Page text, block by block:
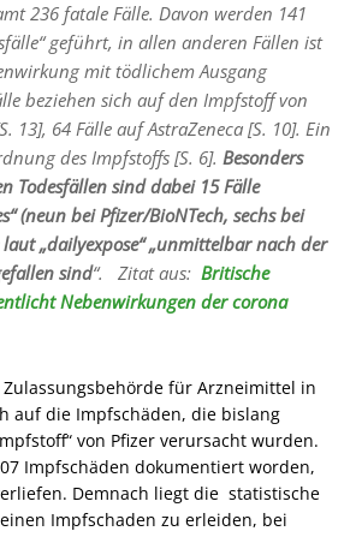
236 fatale Fälle. Davon werden 141
geführt, in allen anderen Fällen ist
mit tödlichem Ausgang
beziehen sich auf den Impfstoff von
13], 64 Fälle auf AstraZeneca [S. 10]. Ein
des Impfstoffs [S. 6]. Besonders
Todesfällen sind dabei 15 Fälle
(neun bei Pfizer/BioNTech, sechs bei
laut „dailyexpose“ „unmittelbar nach der
sind“. Zitat aus: Britische
Nebenwirkungen der corona
für Arzneimittel in
auf die Impfschäden, die bislang
von Pfizer verursacht wurden.
Impfschäden dokumentiert worden,
Demnach liegt die statistische
Impfschaden zu erleiden, bei